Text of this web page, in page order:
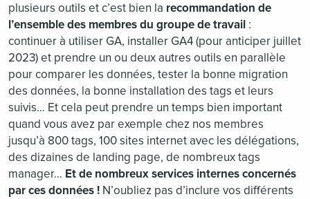
plusieurs outils et c’est bien la recommandation de
l’ensemble des membres du groupe de travail :
continuer à utiliser GA, installer GA4 (pour anticiper juillet
2023) et prendre un ou deux autres outils en parallèle
pour comparer les données, tester la bonne migration
des données, la bonne installation des tags et leurs
suivis… Et cela peut prendre un temps bien important
quand vous avez par exemple chez nos membres
jusqu’à 800 tags, 100 sites internet avec les délégations,
des dizaines de landing page, de nombreux tags
manager… Et de nombreux services internes concernés
par ces données ! N’oubliez pas d’inclure vos différents